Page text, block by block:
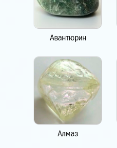
Авантюрин
Алмаз